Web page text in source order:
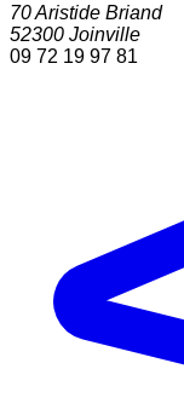
70 Aristide Briand
52300 Joinville
09 72 19 97 81